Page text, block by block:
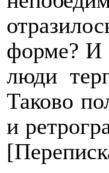
форме? И
люди
Таково
и